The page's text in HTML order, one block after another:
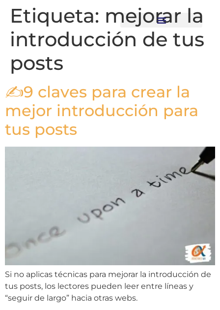
Etiqueta: mejorar la
introducción de tus
posts
✍9 claves para crear la
mejor introducción para
tus posts
Si no aplicas técnicas para mejorar la introducción de
tus posts, los lectores pueden leer entre líneas y
“seguir de largo” hacia otras webs.